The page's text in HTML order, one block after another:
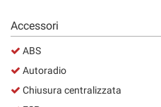
Accessori
ABS
Autoradio
Chiusura centralizzata